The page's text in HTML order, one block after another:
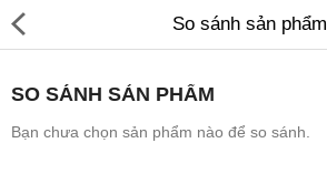
So sánh sản phẩm
SO SÁNH SẢN PHẨM
Bạn chưa chọn sản phẩm nào để so sánh.